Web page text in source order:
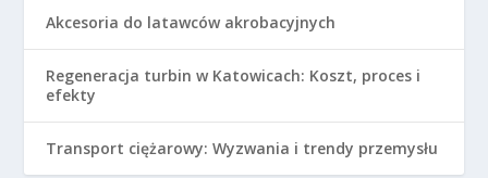
Akcesoria do latawców akrobacyjnych
Regeneracja turbin w Katowicach: Koszt, proces i
efekty
Transport ciężarowy: Wyzwania i trendy przemysłu